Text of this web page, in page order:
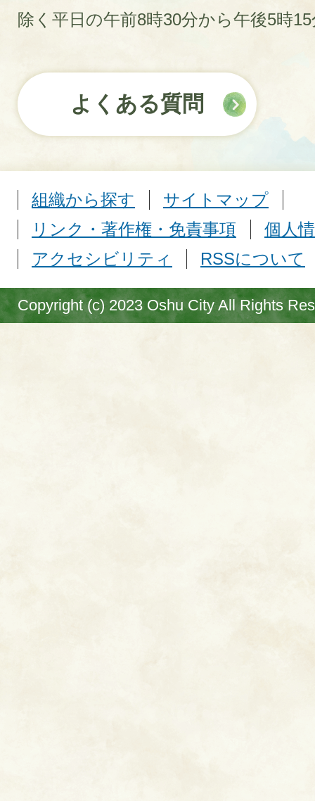
除く平日の午前8時30分から午後5時
よくある質問
組織から探す
サイトマップ
リンク・著作権・免責事項
個人
アクセシビリティ
RSSについて
Copyright (c) 2023 Oshu City All Rights